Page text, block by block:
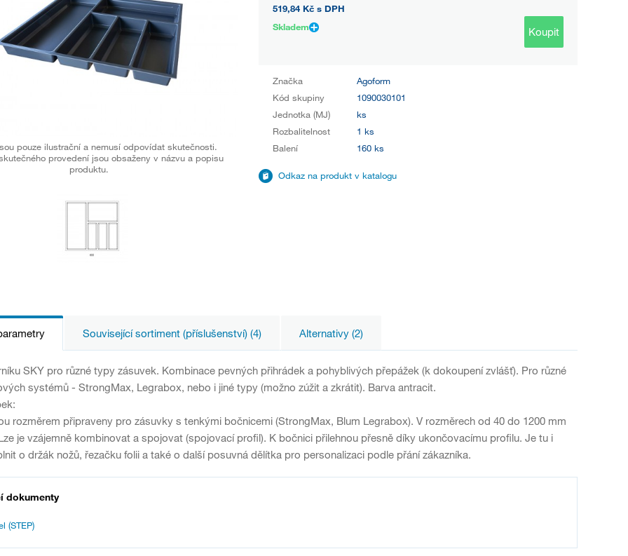
pouze ilustrační a nemusí odpovídat skutečnosti.
provedení jsou obsaženy v názvu a popisu
produktu.
519,84 Kč s DPH
Skladem
Koupit
Značka
Agoform
Kód skupiny
1090030101
Jednotka (MJ)
ks
Rozbalitelnost
1 ks
Balení
160 ks
Odkaz na produkt v katalogu
Související sortiment (příslušenství) (4) Alternativy (2)
SKY pro různé typy zásuvek. Kombinace pevných přihrádek a pohyblivých přepážek (k dokoupení zvlášť). Pro různé
systémů - StrongMax, Legrabox, nebo i jiné typy (možno zúžit a zkrátit). Barva antracit.
rozměrem připraveny pro zásuvky s tenkými bočnicemi (StrongMax, Blum Legrabox). V rozměrech od 40 do 1200 mm
je vzájemně kombinovat a spojovat (spojovací profil). K bočnici přilehnou přesně díky ukončovacímu profilu. Je tu i
o držák nožů, řezačku folii a také o další posuvná dělítka pro personalizaci podle přání zákazníka.
dokumenty
(STEP)